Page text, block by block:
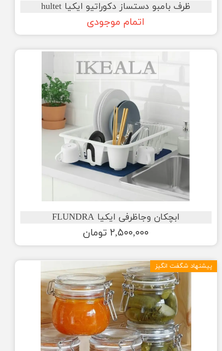
ظرف بامبو دستساز دکوراتیو ایکیا hultet
اتمام موجودی
ابچکان وجاظرفی ایکیا FLUNDRA
۲,۵۰۰,۰۰۰ تومان
پیشنهاد شگفت انگیز